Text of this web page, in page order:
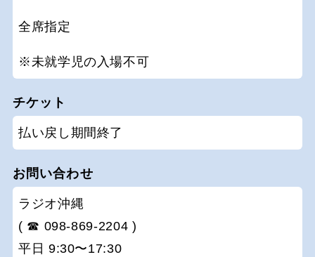
全席指定
※未就学児の入場不可
チケット
払い戻し期間終了
お問い合わせ
ラジオ沖縄
( ☎ 098-869-2204 )
平日 9:30〜17:30